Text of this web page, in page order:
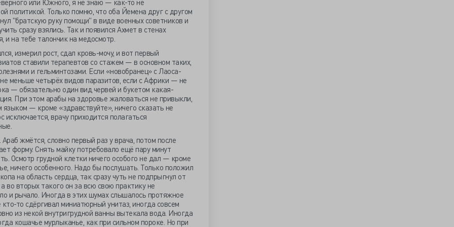
или Южного, я не знаю — как-то не
политикой. Только помню, что оба Йемена друг с другом
"братскую руку помощи" в виде военных советников и
сразу взялись. Так и появился Ахмет в стенах
и на тебе талончик на медосмотр.
измерил рост, сдал кровь-мочу, и вот первый
ставили терапевтов со стажем — в основном таких,
и гельминтозами. Если «новобранец» с Лаоса-
меньше четырёх видов паразитов, если с Африки — не
— обязательно один вид червей и букетом какая-
При этом арабы на здоровье жаловаться не привыкли,
— кроме «здравствуйте», ничего сказать не
врачу приходится полагаться
жмётся, словно первый раз у врача, потом после
форму. Снять майку потребовало ещё пару минут
Осмотр грудной клетки ничего особого не дал — кроме
ничего особенного. Надо бы послушать. Только положил
на область сердца, так сразу чуть не подпрыгнул от
вторых такого он за всю свою практику не
и рычало. Иногда в этих шумах слышалось протяжное
то сдёргивал миниатюрный унитаз, иногда совсем
из некой внутригрудной ванны вытекала вода. Иногда
кошачье мурлыканье, как при сильном пороке. Но при